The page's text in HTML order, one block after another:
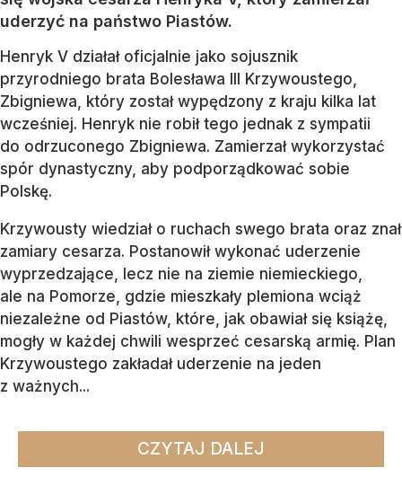
uderzyć na państwo Piastów.
Henryk V działał oficjalnie jako sojusznik
przyrodniego brata Bolesława III Krzywoustego,
Zbigniewa, który został wypędzony z kraju kilka lat
wcześniej. Henryk nie robił tego jednak z sympatii
do odrzuconego Zbigniewa. Zamierzał wykorzystać
spór dynastyczny, aby podporządkować sobie
Polskę.
Krzywousty wiedział o ruchach swego brata oraz znał
zamiary cesarza. Postanowił wykonać uderzenie
wyprzedzające, lecz nie na ziemie niemieckiego,
ale na Pomorze, gdzie mieszkały plemiona wciąż
niezależne od Piastów, które, jak obawiał się książę,
mogły w każdej chwili wesprzeć cesarską armię. Plan
Krzywoustego zakładał uderzenie na jeden
z ważnych...
CZYTAJ DALEJ